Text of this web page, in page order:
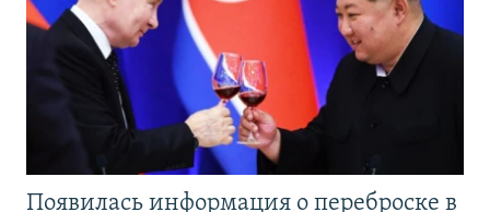
Появилась информация о переброске в